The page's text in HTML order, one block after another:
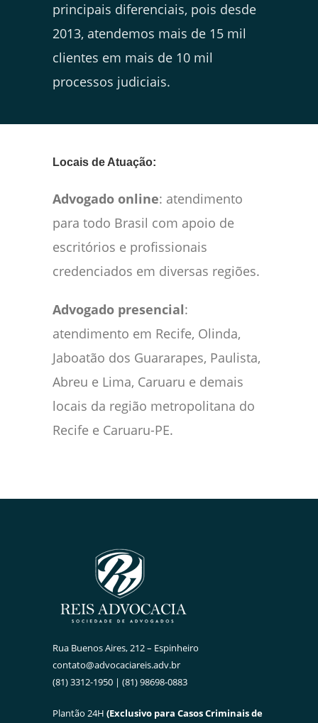
principais diferenciais, pois desde
2013, atendemos mais de 15 mil
clientes em mais de 10 mil
processos judiciais.
Locais de Atuação:
Advogado online: atendimento
para todo Brasil com apoio de
escritórios e profissionais
credenciados em diversas regiões.
Advogado presencial:
atendimento em Recife, Olinda,
Jaboatão dos Guararapes, Paulista,
Abreu e Lima, Caruaru e demais
locais da região metropolitana do
Recife e Caruaru-PE.
Rua Buenos Aires, 212 – Espinheiro
contato@advocaciareis.adv.br
(81) 3312-1950 | (81) 98698-0883
Plantão 24H (Exclusivo para Casos Criminais de